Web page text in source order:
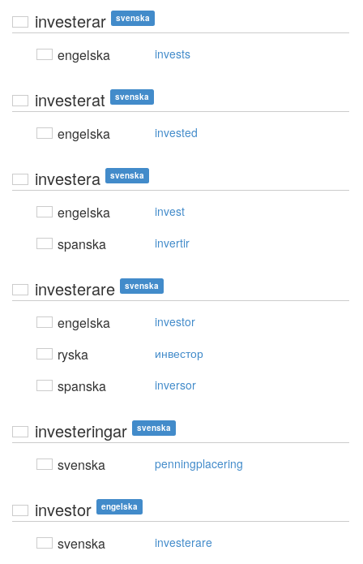
investerar svenska
engelska invests
investerat svenska
engelska invested
investera svenska
engelska invest
spanska invertir
investerare svenska
engelska investor
ryska инвестор
spanska inversor
investeringar svenska
svenska penningplacering
investor engelska
svenska investerare